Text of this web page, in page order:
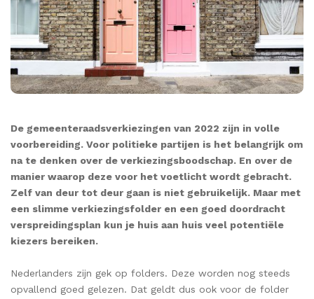
De gemeenteraadsverkiezingen van 2022 zijn in volle
voorbereiding. Voor politieke partijen is het belangrijk om
na te denken over de verkiezingsboodschap. En over de
manier waarop deze voor het voetlicht wordt gebracht.
Zelf van deur tot deur gaan is niet gebruikelijk. Maar met
een slimme verkiezingsfolder en een goed doordracht
verspreidingsplan kun je huis aan huis veel potentiële
kiezers bereiken.
Nederlanders zijn gek op folders. Deze worden nog steeds
opvallend goed gelezen. Dat geldt dus ook voor de folder